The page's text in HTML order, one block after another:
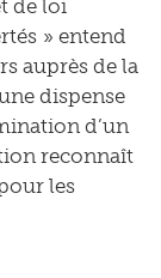
de loi
» entend
auprès de la
dispense
d’un
reconnaît
les